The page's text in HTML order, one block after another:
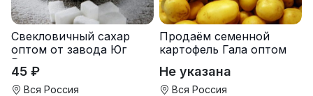
Свекловичный сахар
оптом от завода Юг
Руси
45 ₽
Вся Россия
Продаём семенной
картофель Гала оптом
Не указана
Вся Россия